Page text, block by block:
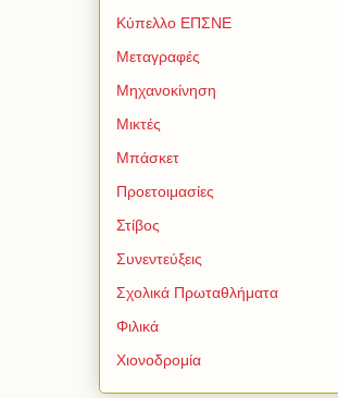
Κύπελλο ΕΠΣΝΕ
Μεταγραφές
Μηχανοκίνηση
Μικτές
Μπάσκετ
Προετοιμασίες
Στίβος
Συνεντεύξεις
Σχολικά Πρωταθλήματα
Φιλικά
Χιονοδρομία